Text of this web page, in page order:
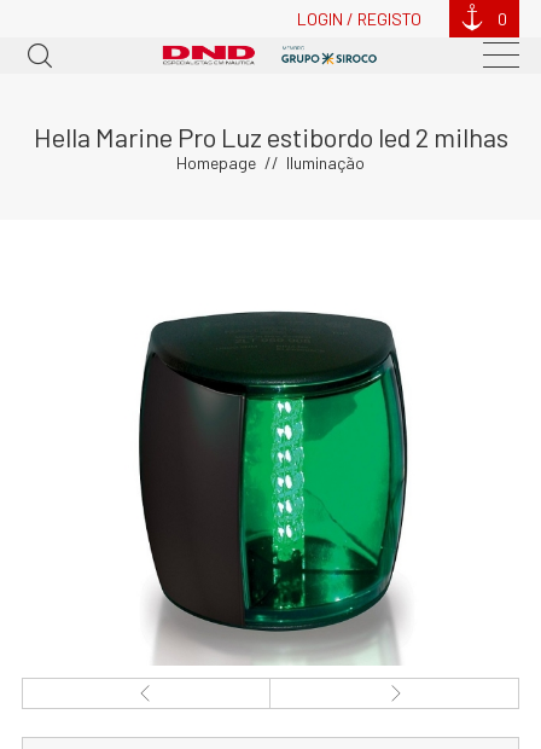
LOGIN / REGISTO 0
Hella Marine Pro Luz estibordo led 2 milhas
Homepage Iluminação